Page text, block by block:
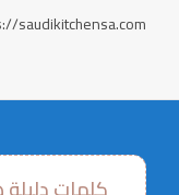
saudikitchensa.com